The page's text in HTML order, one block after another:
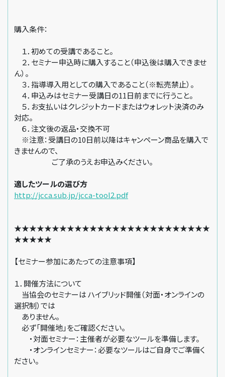
購入条件：
１．初めての受講であること。
２．セミナー申込時に購入すること（申込後は購入できませ
ん）。
３．指導導入用としての購入であること（※転売禁止）。
４．申込みはセミナー受講日の11日前までに行うこと。
５．お支払いはクレジットカードまたはウォレット決済のみ
対応。
６．注文後の返品・交換不可
※注意：受講日の10日前以降はキャンペーン商品を購入で
きませんので、
ご了承のうえお申込みください。
適したツールの選び方
http://jcca.sub.jp/jcca-tool2.pdf
★★★★★★★★★★★★★★★★★★★★★★★★★★
★★★★★
【セミナー参加にあたっての注意事項】
１．開催方法について
当協会のセミナーは ハイブリッド開催（対面・オンラインの
選択制）では
ありません。
必ず「開催地」をご確認ください。
・対面セミナー：主催者が必要なツールを準備します。
・オンラインセミナー：必要なツールはご自身でご準備く
ださい。